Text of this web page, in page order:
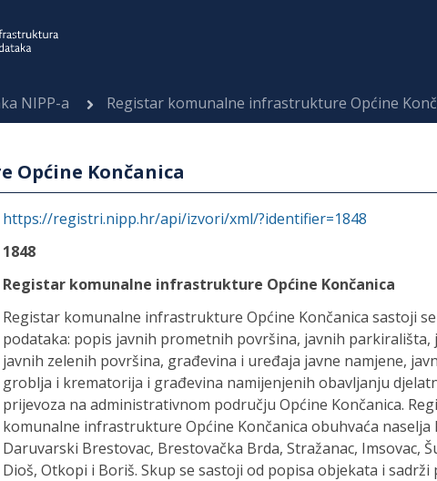
NIPP-a Registar komunalne infrastrukture Općine
Končanica
https://registri.nipp.hr/api/izvori/xml/?identifier=1848
1848
Registar komunalne infrastrukture Općine Končanica
Registar komunalne infrastrukture Općine Končanica sastoji
podataka: popis javnih prometnih površina, javnih parkirališta,
javnih zelenih površina, građevina i uređaja javne namjene,
groblja i krematorija i građevina namijenjenih obavljanju
prijevoza na administrativnom području Općine Končanica.
komunalne infrastrukture Općine Končanica obuhvaća naselja
Daruvarski Brestovac, Brestovačka Brda, Stražanac, Imsovac,
Dioš, Otkopi i Boriš. Skup se sastoji od popisa objekata i sadrži